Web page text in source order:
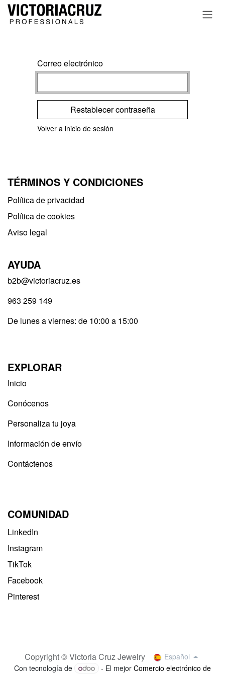
Ir al contenido
Correo electrónico
Restablecer contraseña
Volver a inicio de sesión
TÉRMINOS Y CONDICIONES
Política de privacidad​
Política de cookies
Aviso legal
AYUDA
b2b@victoriacruz.es
963 259 149
De lunes a viernes: de 10:00 a 15:00
EXPLORAR
Inicio
Conócenos
Personaliza tu joya
Información de envío
Contáctenos
COMUNIDAD
LinkedIn
Instagram
TikTok
Facebook
Pinterest
Copyright © Victoria Cruz Jewelry
Español
Con tecnología de
- El mejor Comercio electrónico de